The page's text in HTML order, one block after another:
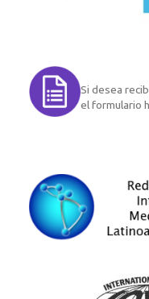
Si desea
el formulario